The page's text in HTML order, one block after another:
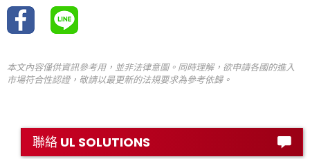
本文內容僅供資訊參考用，並非法律意圖。同時理解，欲申請各國的進入
市場符合性認證，敬請以最更新的法規要求為參考依歸。
聯絡 UL SOLUTIONS